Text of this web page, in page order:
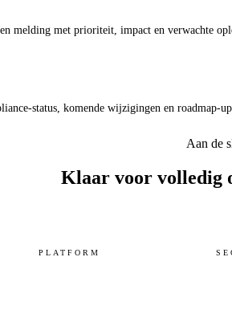
melding met prioriteit, impact en verwachte
status, komende wijzigingen en roadmap-
Aan de
Klaar voor volledig
PLATFORM